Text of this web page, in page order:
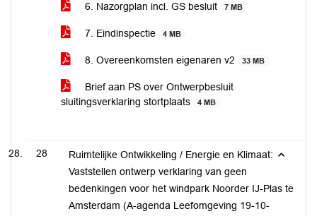
6. Nazorgplan incl. GS besluit 7 MB
7. Eindinspectie 4 MB
8. Overeenkomsten eigenaren v2 33 MB
Brief aan PS over Ontwerpbesluit
sluitingsverklaring stortplaats
4 MB
28
Ruimtelijke Ontwikkeling / Energie en Klimaat:
Vaststellen ontwerp verklaring van geen
bedenkingen voor het windpark Noorder IJ-Plas te
Amsterdam (A-agenda Leefomgeving 19-10-